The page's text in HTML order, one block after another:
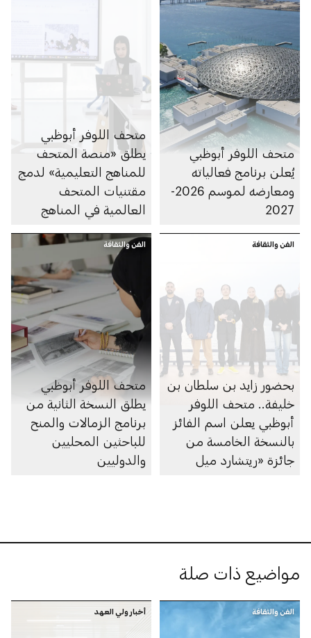
متحف اللوفر أبوظبي
يُعلن برنامج فعالياته
ومعارضه لموسم 2026-
2027
متحف اللوفر أبوظبي
يطلق «منصة المتحف
للمناهج التعليمية» لدمج
مقتنيات المتحف
العالمية في المناهج
الإمارات
الفن والثقافة
بحضور زايد بن سلطان بن
خليفة.. متحف اللوفر
أبوظبي يعلن اسم الفائز
بالنسخة الخامسة من
جائزة «ريتشارد ميل
الفن والثقافة
متحف اللوفر أبوظبي
يطلق النسخة الثانية من
برنامج الزمالات والمنح
للباحثين المحليين
والدوليين
مواضيع ذات صلة
الفن والثقافة أخبار ولي العهد